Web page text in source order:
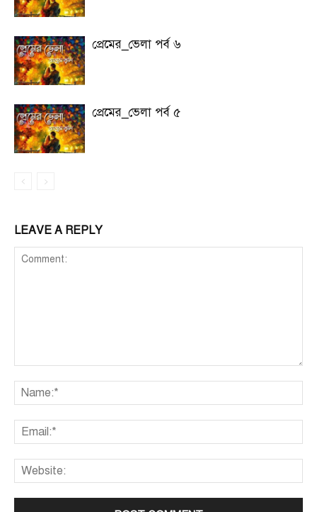
প্রেমের_ভেলা পর্ব ৬
প্রেমের_ভেলা পর্ব ৫
LEAVE A REPLY